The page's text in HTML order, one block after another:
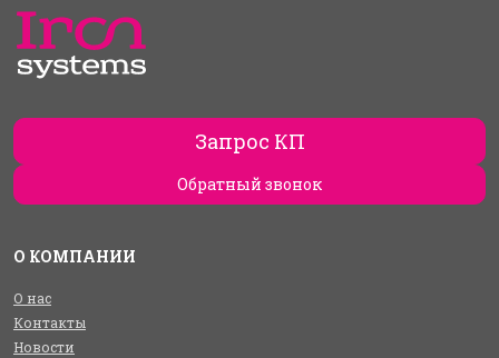
Запрос КП
Обратный звонок
О КОМПАНИИ
О нас
Контакты
Новости